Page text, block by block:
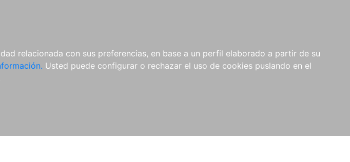
relacionada con sus preferencias, en base a un perfil elaborado a partir de su
Usted puede configurar o rechazar el uso de cookies puslando en el